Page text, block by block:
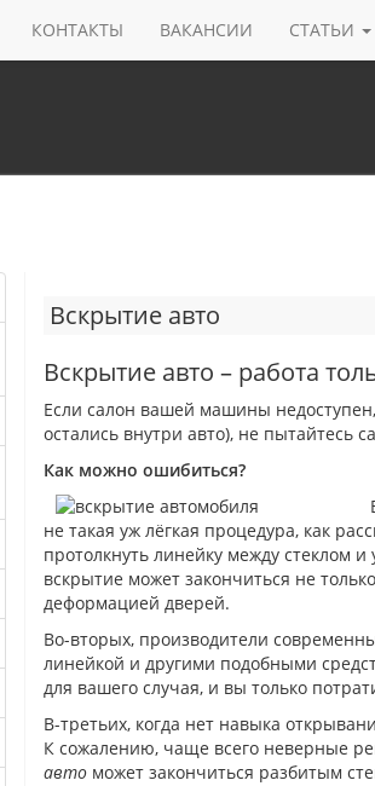
КОНТАКТЫ ВАКАНСИИ СТАТЬИ
Вскрытие авто
Вскрытие авто – работа
Если салон вашей машины
остались внутри авто), не пытайтесь
Как можно ошибиться?
не такая уж лёгкая процедура, как
протолкнуть линейку между стеклом
вскрытие может закончиться не
деформацией дверей.
Во-вторых, производители
линейкой и другими подобными
для вашего случая, и вы только
В-третьих, когда нет навыка
К сожалению, чаще всего неверные
авто может закончиться разбитым